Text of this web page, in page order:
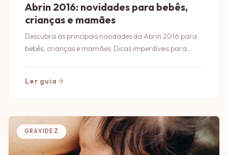
Abrin 2016: novidades para bebês,
crianças e mamães
Descubra as principais novidades da Abrin 2016 para
bebês, crianças e mamães. Dicas imperdíveis para
Ler guia
GRAVIDEZ